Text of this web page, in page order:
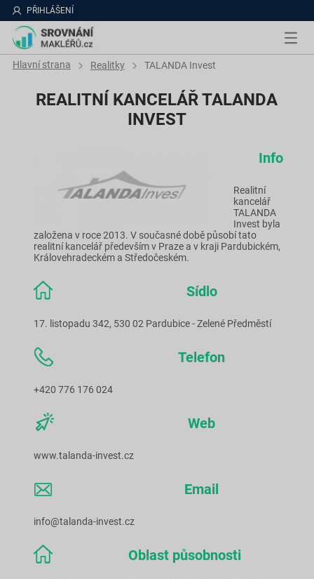
PŘIHLÁŠENÍ
Hlavní strana Realitky TALANDA Invest
REALITNÍ KANCELÁŘ TALANDA
INVEST
Info
Realitní
kancelář
TALANDA
Invest byla
založena v roce 2013. V současné době působí tato
realitní kancelář především v Praze a v kraji Pardubickém,
Královehradeckém a Středočeském.
Sídlo
17. listopadu 342, 530 02 Pardubice - Zelené Předměstí
Telefon
+420 776 176 024
Web
www.talanda-invest.cz
Email
info@talanda-invest.cz
Oblast působnosti